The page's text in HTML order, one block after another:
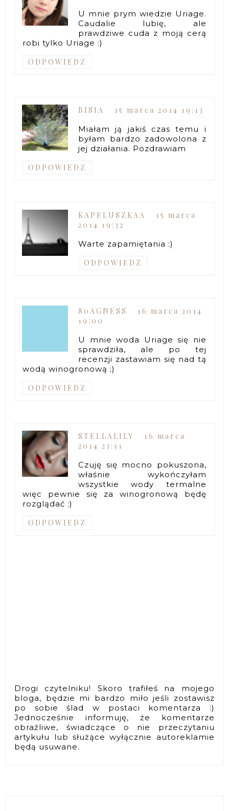
U mnie prym wiedzie Uriage.
Caudalie lubię, ale
prawdziwe cuda z moją cerą
robi tylko Uriage :)
ODPOWIEDZ
BISIA
15 marca 2014 19:13
Miałam ją jakiś czas temu i
byłam bardzo zadowolona z
jej działania. Pozdrawiam
ODPOWIEDZ
KAPELUSZKAA
15 marca
2014 19:32
Warte zapamiętania :)
ODPOWIEDZ
80AGNESS
16 marca 2014
19:00
U mnie woda Uriage się nie
sprawdziła, ale po tej
recenzji zastawiam się nad tą
wodą winogronową ;)
ODPOWIEDZ
STELLALILY
16 marca
2014 23:11
Czuję się mocno pokuszona,
właśnie wykończyłam
wszystkie wody termalne
więc pewnie się za winogronową będę
rozglądać :)
ODPOWIEDZ
Drogi czytelniku! Skoro trafiłeś na mojego
bloga, będzie mi bardzo miło jeśli zostawisz
po sobie ślad w postaci komentarza :)
Jednocześnie informuję, że komentarze
obraźliwe, świadczące o nie przeczytaniu
artykułu lub służące wyłącznie autoreklamie
będą usuwane.